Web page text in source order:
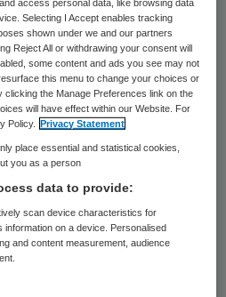
ook terug te zien in de
lopen op tot
per jaar, zo becijfert
Zorgverzekeraars
voor de
er niet. De
een groter aanbod van
lagere kosten in de
access personal data, like browsing data
Selecting I Accept enables tracking
shown under we and our partners
Reject All or withdrawing your consent will
some content and ads you see may not
this menu to change your choices or
clicking the Manage Preferences link on the
will have effect within our Website. For
Policy.
Privacy Statement
place essential and statistical cookies,
you as a person
data to provide:
scan device characteristics for
on a device. Personalised
and content measurement, audience